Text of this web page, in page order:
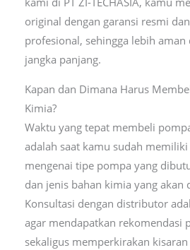
original dengan garansi resmi
profesional, sehingga lebih
jangka panjang.
Kapan dan Dimana Harus
Kimia?
Waktu yang tepat membeli
adalah saat kamu sudah
mengenai tipe pompa yang
dan jenis bahan kimia yang akan
Konsultasi dengan distributor
agar mendapatkan rekomendasi
sekaligus memperkirakan kisaran